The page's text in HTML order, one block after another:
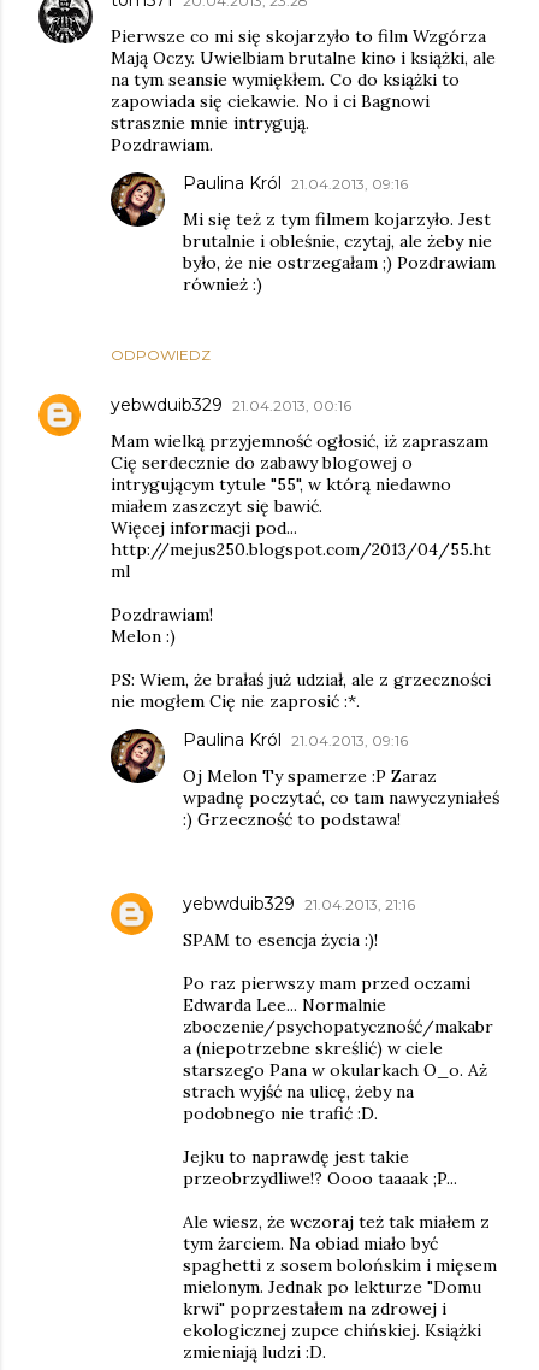
Pierwsze co mi się skojarzyło to film Wzgórza
Mają Oczy. Uwielbiam brutalne kino i książki, ale
na tym seansie wymiękłem. Co do książki to
zapowiada się ciekawie. No i ci Bagnowi
strasznie mnie intrygują.
Pozdrawiam.
ODPOWIEDZ
Paulina Król 21.04.2013, 09:16
Mi się też z tym filmem kojarzyło. Jest
brutalnie i obleśnie, czytaj, ale żeby nie
było, że nie ostrzegałam ;) Pozdrawiam
również :)
yebwduib329 21.04.2013, 00:16
Mam wielką przyjemność ogłosić, iż zapraszam
Cię serdecznie do zabawy blogowej o
intrygującym tytule "55", w którą niedawno
miałem zaszczyt się bawić.
Więcej informacji pod...
http://mejus250.blogspot.com/2013/04/55.ht
ml
Pozdrawiam!
Melon :)
PS: Wiem, że brałaś już udział, ale z grzeczności
nie mogłem Cię nie zaprosić :*.
Paulina Król 21.04.2013, 09:16
Oj Melon Ty spamerze :P Zaraz
wpadnę poczytać, co tam nawyczyniałeś
:) Grzeczność to podstawa!
yebwduib329 21.04.2013, 21:16
SPAM to esencja życia :)!
Po raz pierwszy mam przed oczami
Edwarda Lee... Normalnie
zboczenie/psychopatyczność/makabr
a (niepotrzebne skreślić) w ciele
starszego Pana w okularkach O_o. Aż
strach wyjść na ulicę, żeby na
podobnego nie trafić :D.
Jejku to naprawdę jest takie
przeobrzydliwe!? Oooo taaaak ;P...
Ale wiesz, że wczoraj też tak miałem z
tym żarciem. Na obiad miało być
spaghetti z sosem bolońskim i mięsem
mielonym. Jednak po lekturze "Domu
krwi" poprzestałem na zdrowej i
ekologicznej zupce chińskiej. Książki
zmieniają ludzi :D.